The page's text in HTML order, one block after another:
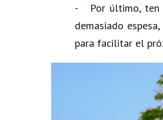
- Por último, ten
demasiado
para facilitar el